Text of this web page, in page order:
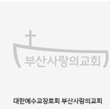
대한예수교장로회 부산사랑의교회